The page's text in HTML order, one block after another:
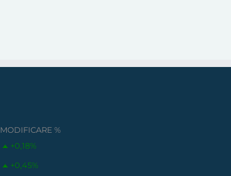
MODIFICARE %
+0,18%
+0,45%